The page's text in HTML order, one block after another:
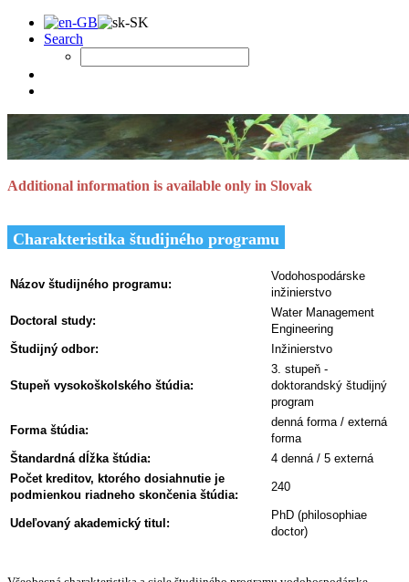
Search
Additional information is available only in Slovak
Charakteristika študijného programu
Názov študijného programu:
Vodohospodárske
inžinierstvo
Doctoral study:
Water Management
Engineering
Študijný odbor:
Inžinierstvo
Stupeň vysokoškolského štúdia:
3. stupeň -
doktorandský študijný
program
Forma štúdia:
denná forma / externá
forma
Štandardná dĺžka štúdia:
4 denná / 5 externá
Počet kreditov, ktorého dosiahnutie je
podmienkou riadneho skončenia štúdia:
240
Udeľovaný akademický titul:
PhD (philosophiae
doctor)